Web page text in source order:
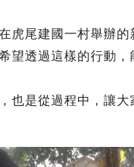
虎尾建國一村舉辦
望透過這樣的行動，
也是從過程中，讓